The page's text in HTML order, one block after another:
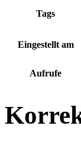
Tags
Eingestellt am
Aufrufe